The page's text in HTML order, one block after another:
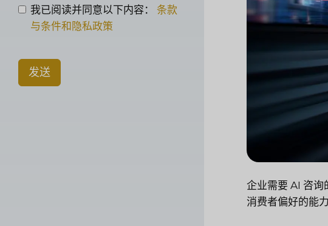
企业需要 AI 咨询
消费者偏好的能
我已阅读并同意以下内容： 条款
与条件和隐私政策
发送